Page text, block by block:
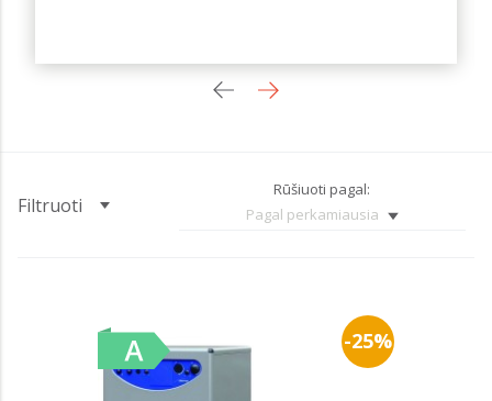
Filtruoti
Rūšiuoti pagal:
Pagal perkamiausia
-25%